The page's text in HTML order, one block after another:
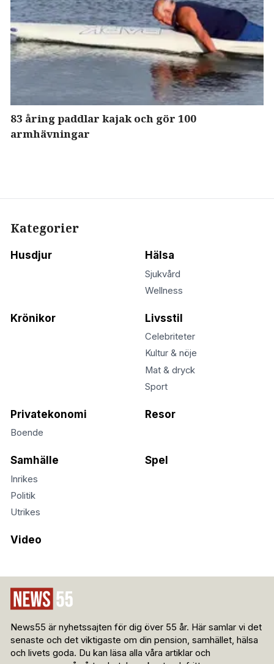
83 åring paddlar kajak och gör 100
armhävningar
Kategorier
Husdjur Hälsa
Sjukvård
Wellness
Krönikor Livsstil
Celebriteter
Kultur & nöje
Mat & dryck
Sport
Privatekonomi
Boende
Resor
Samhälle
Inrikes
Politik
Utrikes
Spel
Video
News55 är nyhetssajten för dig över 55 år. Här samlar vi det
senaste och det viktigaste om din pension, samhället, hälsa
och livets goda. Du kan läsa alla våra artiklar och